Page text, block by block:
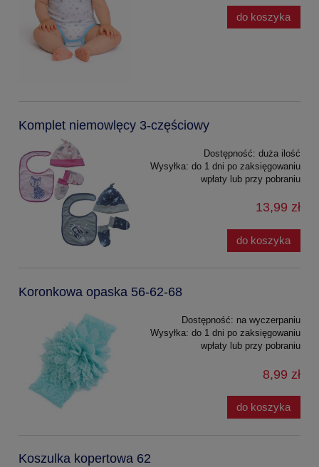
do koszyka
Komplet niemowlęcy 3-częściowy
Dostępność: duża ilość
Wysyłka: do 1 dni po zaksięgowaniu
wpłaty lub przy pobraniu
13,99 zł
do koszyka
Koronkowa opaska 56-62-68
Dostępność: na wyczerpaniu
Wysyłka: do 1 dni po zaksięgowaniu
wpłaty lub przy pobraniu
8,99 zł
do koszyka
Koszulka kopertowa 62